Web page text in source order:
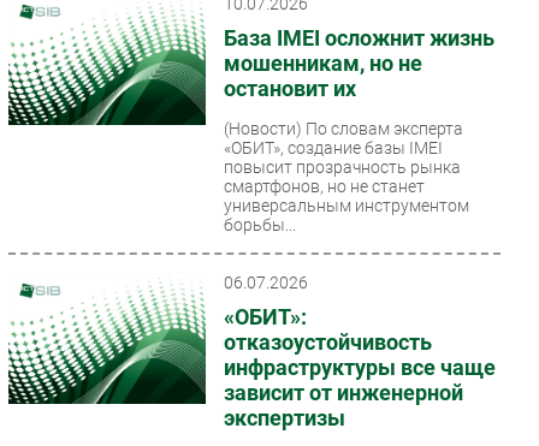
База IMEI осложнит жизнь
мошенникам, но не
остановит их
(Новости) По словам эксперта
«ОБИТ», создание базы IMEI
повысит прозрачность рынка
смартфонов, но не станет
универсальным инструментом
борьбы...
06.07.2026
«ОБИТ»:
отказоустойчивость
инфраструктуры все чаще
зависит от инженерной
экспертизы